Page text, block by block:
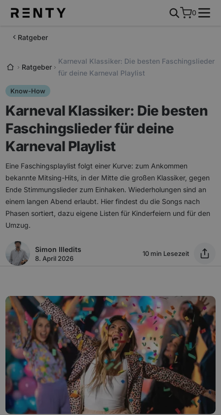
0
Ratgeber
Ratgeber
Karneval Klassiker: Die besten Faschingslieder
für deine Karneval Playlist
Know-How
Karneval Klassiker: Die besten
Faschingslieder für deine
Karneval Playlist
Eine Faschingsplaylist folgt einer Kurve: zum Ankommen
bekannte Mitsing-Hits, in der Mitte die großen Klassiker, gegen
Ende Stimmungslieder zum Einhaken. Wiederholungen sind an
einem langen Abend erlaubt. Hier findest du die Songs nach
Phasen sortiert, dazu eigene Listen für Kinderfeiern und für den
Umzug.
Simon Illedits
8. April 2026
10 min Lesezeit